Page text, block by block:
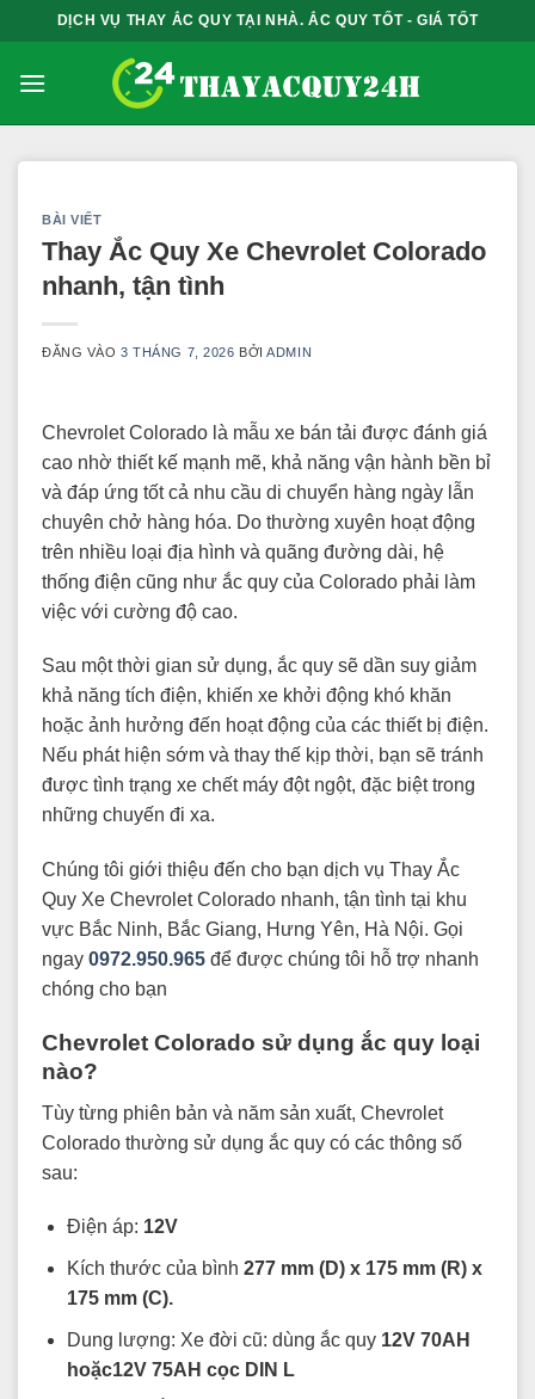
qua
nội
DỊCH VỤ THAY ẮC QUY TẠI NHÀ. ẮC QUY TỐT - GIÁ TỐT
BÀI VIẾT
Thay Ắc Quy Xe Chevrolet Colorado
nhanh, tận tình
ĐĂNG VÀO3 THÁNG 7, 2026 BỞIADMIN
Chevrolet Colorado là mẫu xe bán tải được đánh giá
cao nhờ thiết kế mạnh mẽ, khả năng vận hành bền bỉ
và đáp ứng tốt cả nhu cầu di chuyển hàng ngày lẫn
chuyên chở hàng hóa. Do thường xuyên hoạt động
trên nhiều loại địa hình và quãng đường dài, hệ
thống điện cũng như ắc quy của Colorado phải làm
việc với cường độ cao.
Sau một thời gian sử dụng, ắc quy sẽ dần suy giảm
khả năng tích điện, khiến xe khởi động khó khăn
hoặc ảnh hưởng đến hoạt động của các thiết bị điện.
Nếu phát hiện sớm và thay thế kịp thời, bạn sẽ tránh
được tình trạng xe chết máy đột ngột, đặc biệt trong
những chuyến đi xa.
Chúng tôi giới thiệu đến cho bạn dịch vụ Thay Ắc
Quy Xe Chevrolet Colorado nhanh, tận tình tại khu
vực Bắc Ninh, Bắc Giang, Hưng Yên, Hà Nội. Gọi
ngay 0972.950.965 để được chúng tôi hỗ trợ nhanh
chóng cho bạn
Chevrolet Colorado sử dụng ắc quy loại
nào?
Tùy từng phiên bản và năm sản xuất, Chevrolet
Colorado thường sử dụng ắc quy có các thông số
sau:
Điện áp: 12V
Kích thước của bình 277 mm (D) x 175 mm (R) x
175 mm (C).
Dung lượng: Xe đời cũ: dùng ắc quy 12V 70AH
hoặc12V 75AH cọc DIN L